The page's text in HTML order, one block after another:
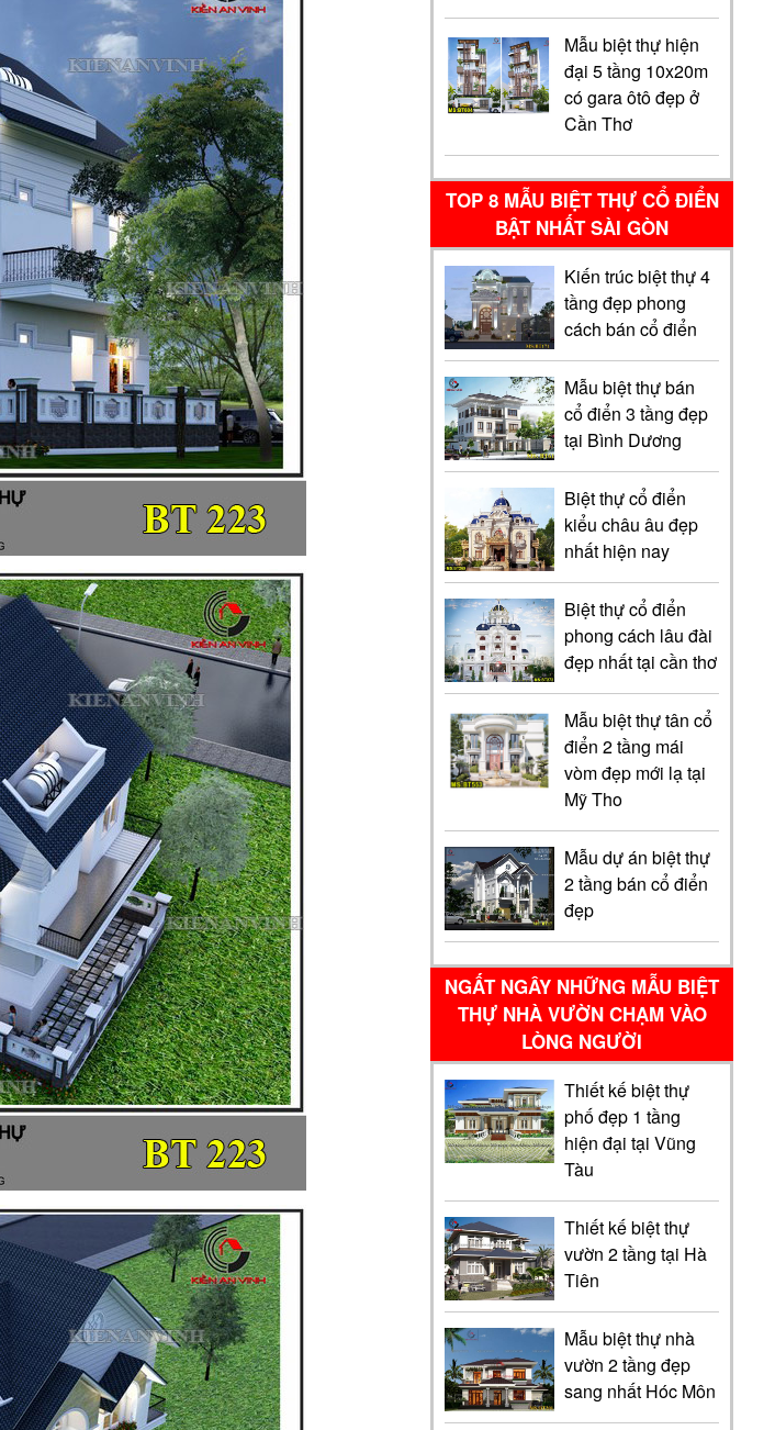
Mẫu biệt thự hiện
đại 5 tầng 10x20m
có gara ôtô đẹp ở
Cần Thơ
TOP 8 MẪU BIỆT THỰ CỔ ĐIỂN
BẬT NHẤT SÀI GÒN
Kiến trúc biệt thự 4
tầng đẹp phong
cách bán cổ điển
Mẫu biệt thự bán
cổ điển 3 tầng đẹp
tại Bình Dương
Biệt thự cổ điển
kiểu châu âu đẹp
nhất hiện nay
Biệt thự cổ điển
phong cách lâu đài
đẹp nhất tại cần thơ
Mẫu biệt thự tân cổ
điển 2 tầng mái
vòm đẹp mới lạ tại
Mỹ Tho
Mẫu dự án biệt thự
2 tầng bán cổ điển
đẹp
NGẤT NGÂY NHỮNG MẪU BIỆT
THỰ NHÀ VƯỜN CHẠM VÀO
LÒNG NGƯỜI
Thiết kế biệt thự
phố đẹp 1 tầng
hiện đại tại Vũng
Tàu
Thiết kế biệt thự
vườn 2 tầng tại Hà
Tiên
Mẫu biệt thự nhà
vườn 2 tầng đẹp
sang nhất Hóc Môn